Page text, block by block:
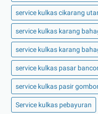
service kulkas cikarang
service kulkas karang
service kulkas karang
service kulkas pasar
service kulkas pasir
Service kulkas pebayuran